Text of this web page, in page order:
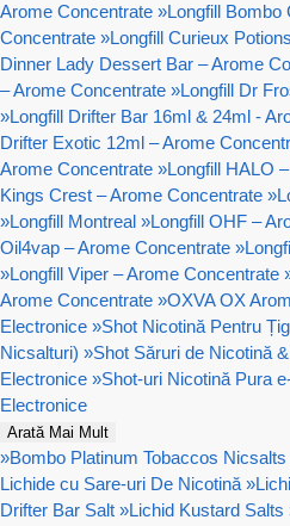
Arome Concentrate »Longfill Bombo
Concentrate »Longfill Curieux
Dinner Lady Dessert Bar – Arome
– Arome Concentrate »Longfill Dr
»Longfill Drifter Bar 16ml & 24ml -
Drifter Exotic 12ml – Arome
Arome Concentrate »Longfill HALO
Kings Crest – Arome Concentrate »
»Longfill Montreal »Longfill OHF –
Oil4vap – Arome Concentrate »
»Longfill Viper – Arome Concentrate
Arome Concentrate »OXVA OX
Electronice »Shot Nicotină Pentru
Nicsalturi) »Shot Săruri de Nicotină
Electronice »Shot-uri Nicotină Pura
Electronice
Arată Mai Mult
»Bombo Platinum Tobaccos Nicsalts
Lichide cu Sare-uri De Nicotină »
Drifter Bar Salt »Lichid Kustard Salts